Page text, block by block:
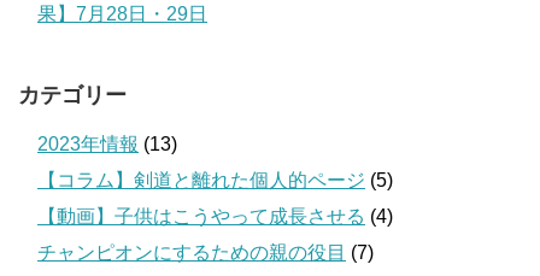
果】7月28日・29日
カテゴリー
2023年情報 (13)
【コラム】剣道と離れた個人的ページ (5)
【動画】子供はこうやって成長させる (4)
チャンピオンにするための親の役目 (7)